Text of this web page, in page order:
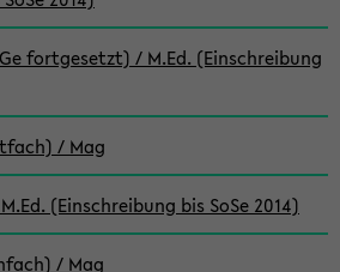
fortgesetzt) / M.Ed. (Einschreibung
/ Mag
(Einschreibung bis SoSe 2014)
/ Mag